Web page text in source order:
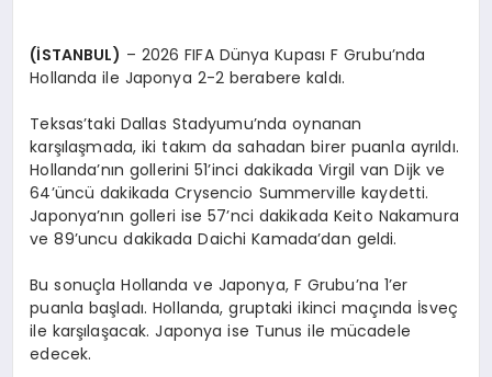
(İSTANBUL) – 2026 FIFA Dünya Kupası F Grubu’nda
Hollanda ile Japonya 2-2 berabere kaldı.
Teksas’taki Dallas Stadyumu’nda oynanan
karşılaşmada, iki takım da sahadan birer puanla ayrıldı.
Hollanda’nın gollerini 51’inci dakikada Virgil van Dijk ve
64’üncü dakikada Crysencio Summerville kaydetti.
Japonya’nın golleri ise 57’nci dakikada Keito Nakamura
ve 89’uncu dakikada Daichi Kamada’dan geldi.
Bu sonuçla Hollanda ve Japonya, F Grubu’na 1’er
puanla başladı. Hollanda, gruptaki ikinci maçında İsveç
ile karşılaşacak. Japonya ise Tunus ile mücadele
edecek.